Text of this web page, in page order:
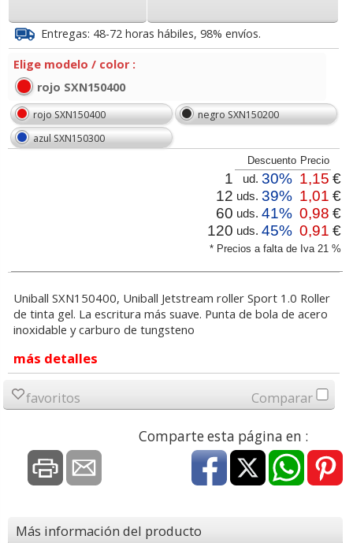
Entregas: 48-72 horas hábiles, 98% envíos.
Elige modelo / color :
rojo SXN150400
rojo SXN150400
negro SXN150200
azul SXN150300
* Precios a falta de Iva 21 %
Descuento Precio
1 ud. 30% 1,15 €
12 uds. 39% 1,01 €
60 uds. 41% 0,98 €
120 uds. 45% 0,91 €
Uniball SXN150400, Uniball Jetstream roller Sport 1.0 Roller
de tinta gel. La escritura más suave. Punta de bola de acero
inoxidable y carburo de tungsteno
más detalles
favoritos Comparar
Comparte esta página en :
Más información del producto